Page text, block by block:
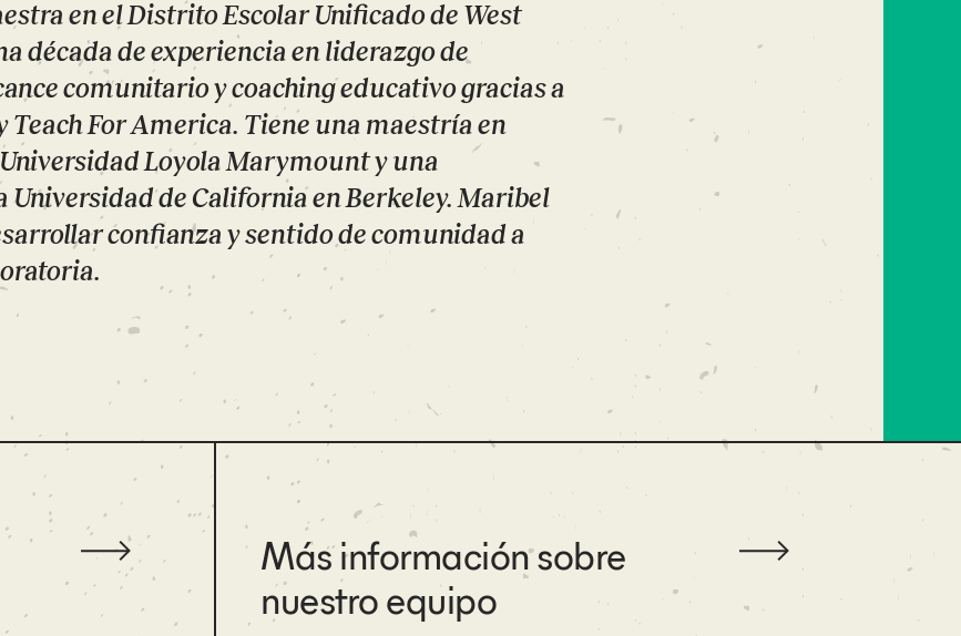
en el Distrito Escolar Unificado de West
década de experiencia en liderazgo de
comunitario y coaching educativo gracias a
Teach For America. Tiene una maestría en
Loyola Marymount y una
Universidad de California en Berkeley. Maribel
confianza y sentido de comunidad a
Más información sobre
nuestro equipo